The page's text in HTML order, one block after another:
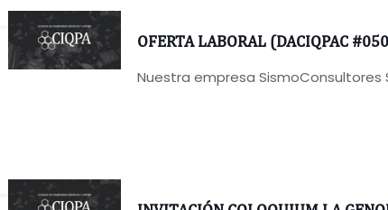
OFERTA LABORAL (DACIQPAC
Nuestra empresa